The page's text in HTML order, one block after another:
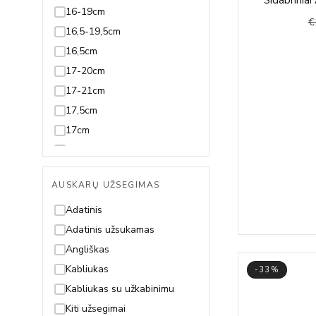
Juodmedis
Juvelyrinė emalė
Koralas
Kvarcas
Lazuritas
Malachitas
Nefritas
Oniksas
Opalas
Perlas ir Perlamutras
Piritas
Rodolitas
Rubinas
Safyras
Smaragdas
16-19cm
16,5-19,5cm
16,5cm
17-20cm
17-21cm
17,5cm
17cm
18-21cm
18-22cm
18,5-21,5cm
18,5-23,5cm
18,5cm
18cm
19-21cm
19-22cm
AUSKARŲ UŽSEGIMAS
Adatinis
Adatinis užsukamas
Angliškas
Kabliukas
Kabliukas su užkabinimu
Kiti užsegimai
€
-33%